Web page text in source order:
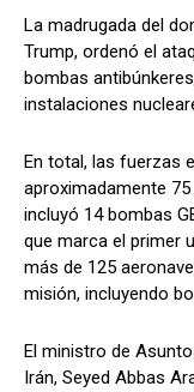
La madrugada del
Trump, ordenó el
bombas
instalaciones
En total, las fuerzas
aproximadamente
incluyó 14 bombas
que marca el primer
más de 125
misión, incluyendo
El ministro de
Irán, Seyed Abbas